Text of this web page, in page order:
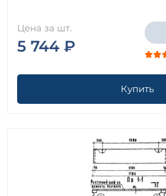
Цена за шт.
5 744 ₽
Купить